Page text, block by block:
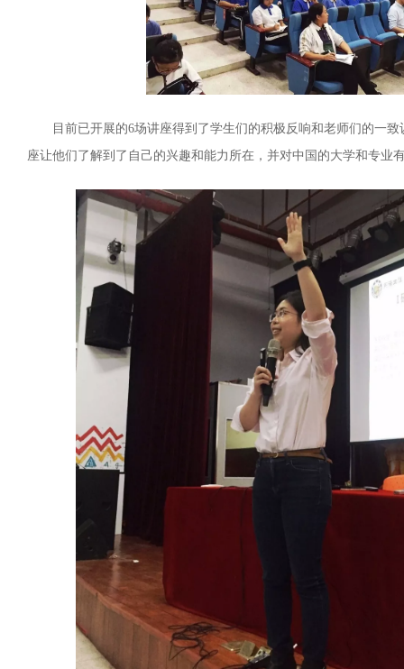
目前已开展的6场讲座得到了学生们的积极反响和老师们的一
座让他们了解到了自己的兴趣和能力所在，并对中国的大学和专业